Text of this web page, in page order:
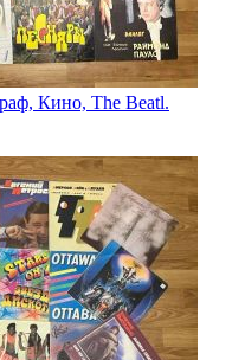
Кино, The Beatl.